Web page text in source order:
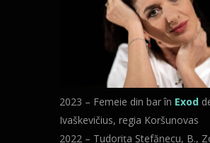
2023 – Femeie din bar în Exod
Ivaškevičius, regia Koršunovas
2022 – Tudorița Ștefănecu, B.,